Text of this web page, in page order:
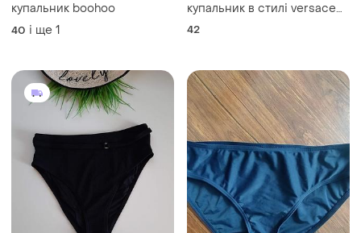
купальник boohoo
40 і ще 1
купальник в стилі versace
від boohoo, р. 14/xl
42